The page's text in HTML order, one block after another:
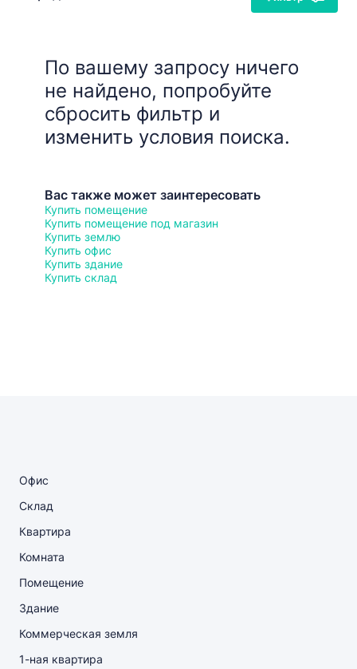
По вашему запросу ничего
не найдено, попробуйте
сбросить фильтр и
изменить условия поиска.
Вас также может заинтересовать
Купить помещение
Купить помещение под магазин
Купить землю
Купить офис
Купить здание
Купить склад
Офис
Склад
Квартира
Комната
Помещение
Здание
Коммерческая земля
1-ная квартира